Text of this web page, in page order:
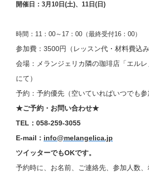
開催日：3月10日(土)、11日(日)
時間：11：00～17：00（最終受付16：00）
参加費：3500円（レッスン代・材料費込
会場：メランジェリカ隣の珈琲店「エル
にて）
予約：予約優先（空いていればいつでも参
★ご予約・お問い合わせ★
TEL：058-259-3055
E-mail： info@melangelica.jp
ツイッターでもOKです。
予約時に、お名前、ご連絡先、参加人数、